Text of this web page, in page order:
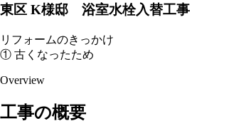
東区 K様邸 浴室水栓入替工事
リフォームのきっかけ
① 古くなったため
Overview
工事の概要